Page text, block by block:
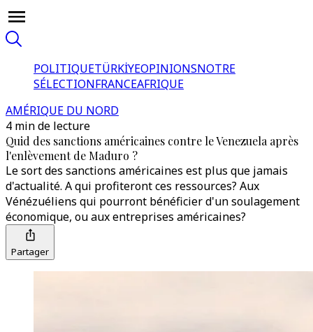
POLITIQUETÜRKİYEOPINIONSNOTRE
SÉLECTIONFRANCEAFRIQUE
AMÉRIQUE DU NORD
4 min de lecture
Quid des sanctions américaines contre le Venezuela après
l'enlèvement de Maduro ?
Le sort des sanctions américaines est plus que jamais
d'actualité. A qui profiteront ces ressources? Aux
Vénézuéliens qui pourront bénéficier d'un soulagement
économique, ou aux entreprises américaines?
Partager